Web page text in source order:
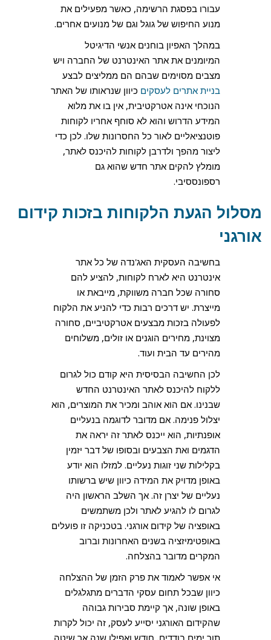
עבורו בפסגת הרשימה, כאשר מפעילים את
מנוע החיפוש של גוגל וגם של מנועים אחרים.
במהלך האפיון בוחנים אנשי הדיגיטל
המיומנים את אתר האינטרנט של החברה ויש
מצבים מסוימים שבהם הם ממליצים לבצע
בניית אתרים לעסקים כיוון שנראותו של האתר
הנוכחי אינה אטרקטיבית, אין בו את מלוא
המידע הדרוש והוא לא סוחף אחריו לקוחות
פוטנציאליים לאור כל החסרונות שלו. לכן כדי
ליצור מהפך ולדרבן לקוחות להיכנס לאתר,
מומלץ להקים אתר חדש שהוא גם
רספונססיבי.
מסלול הגעת הלקוחות בזכות קידום
אורגני
בחשיבה העסקית האג'נדה של כל אתר
אינטרנט היא לארח לקוחות, להציע להם
סחורה שכל חברה משווקת, מייבאת או
מייצרת. יש דרכים רבות כדי להניע את הלקוח
לפעולה בזכות מבצעים אטרקטיביים, סחורה
מצוינת, מחירים הוגנים או זולים, משלוחים
מהירים עד הבית ועוד.
לכן החשיבה הבסיסית היא קודם כול לגרום
ללקוח להיכנס לאתר האינטרנט החדש
שבנינו. אם הוא אוהב ומכיר את המוצרים, הוא
יצלול פנימה. אם מדובר לדוגמה בנעליים
אופנתיות, הוא ייכנס לאתר זה יראה את
הדגמים ואת הצבעים ובסופו של דבר יזמין
בקלילות שני זוגות נעליים. למזלו הוא יודע
באופן מדויק את המידה כיוון שיש ברשותו
נעליים של יצרן זה. אך השלב הראשון היה
לגרום לו להגיע לאתר ולכן משתמשים
באופציה של קידום אורגני. בטכניקה זו פועלים
באופטימיזציה בשנים האחרונות וברוב
המקרים מדובר בהצלחה.
אי אפשר לאמוד את פרק הזמן של ההצלחה
כיוון שבכל תחום עסקי הדברים מתגלגלים
באופן שונה, אך קיימת סבירות גבוהה
שהקידום האורגני יסייע לעסק, זה יכול לקרות
תוך ימים בודדים, חודש ואפילו שנה אך שיטה